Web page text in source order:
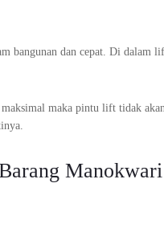
bangunan dan cepat. Di
maka pintu lift tidak